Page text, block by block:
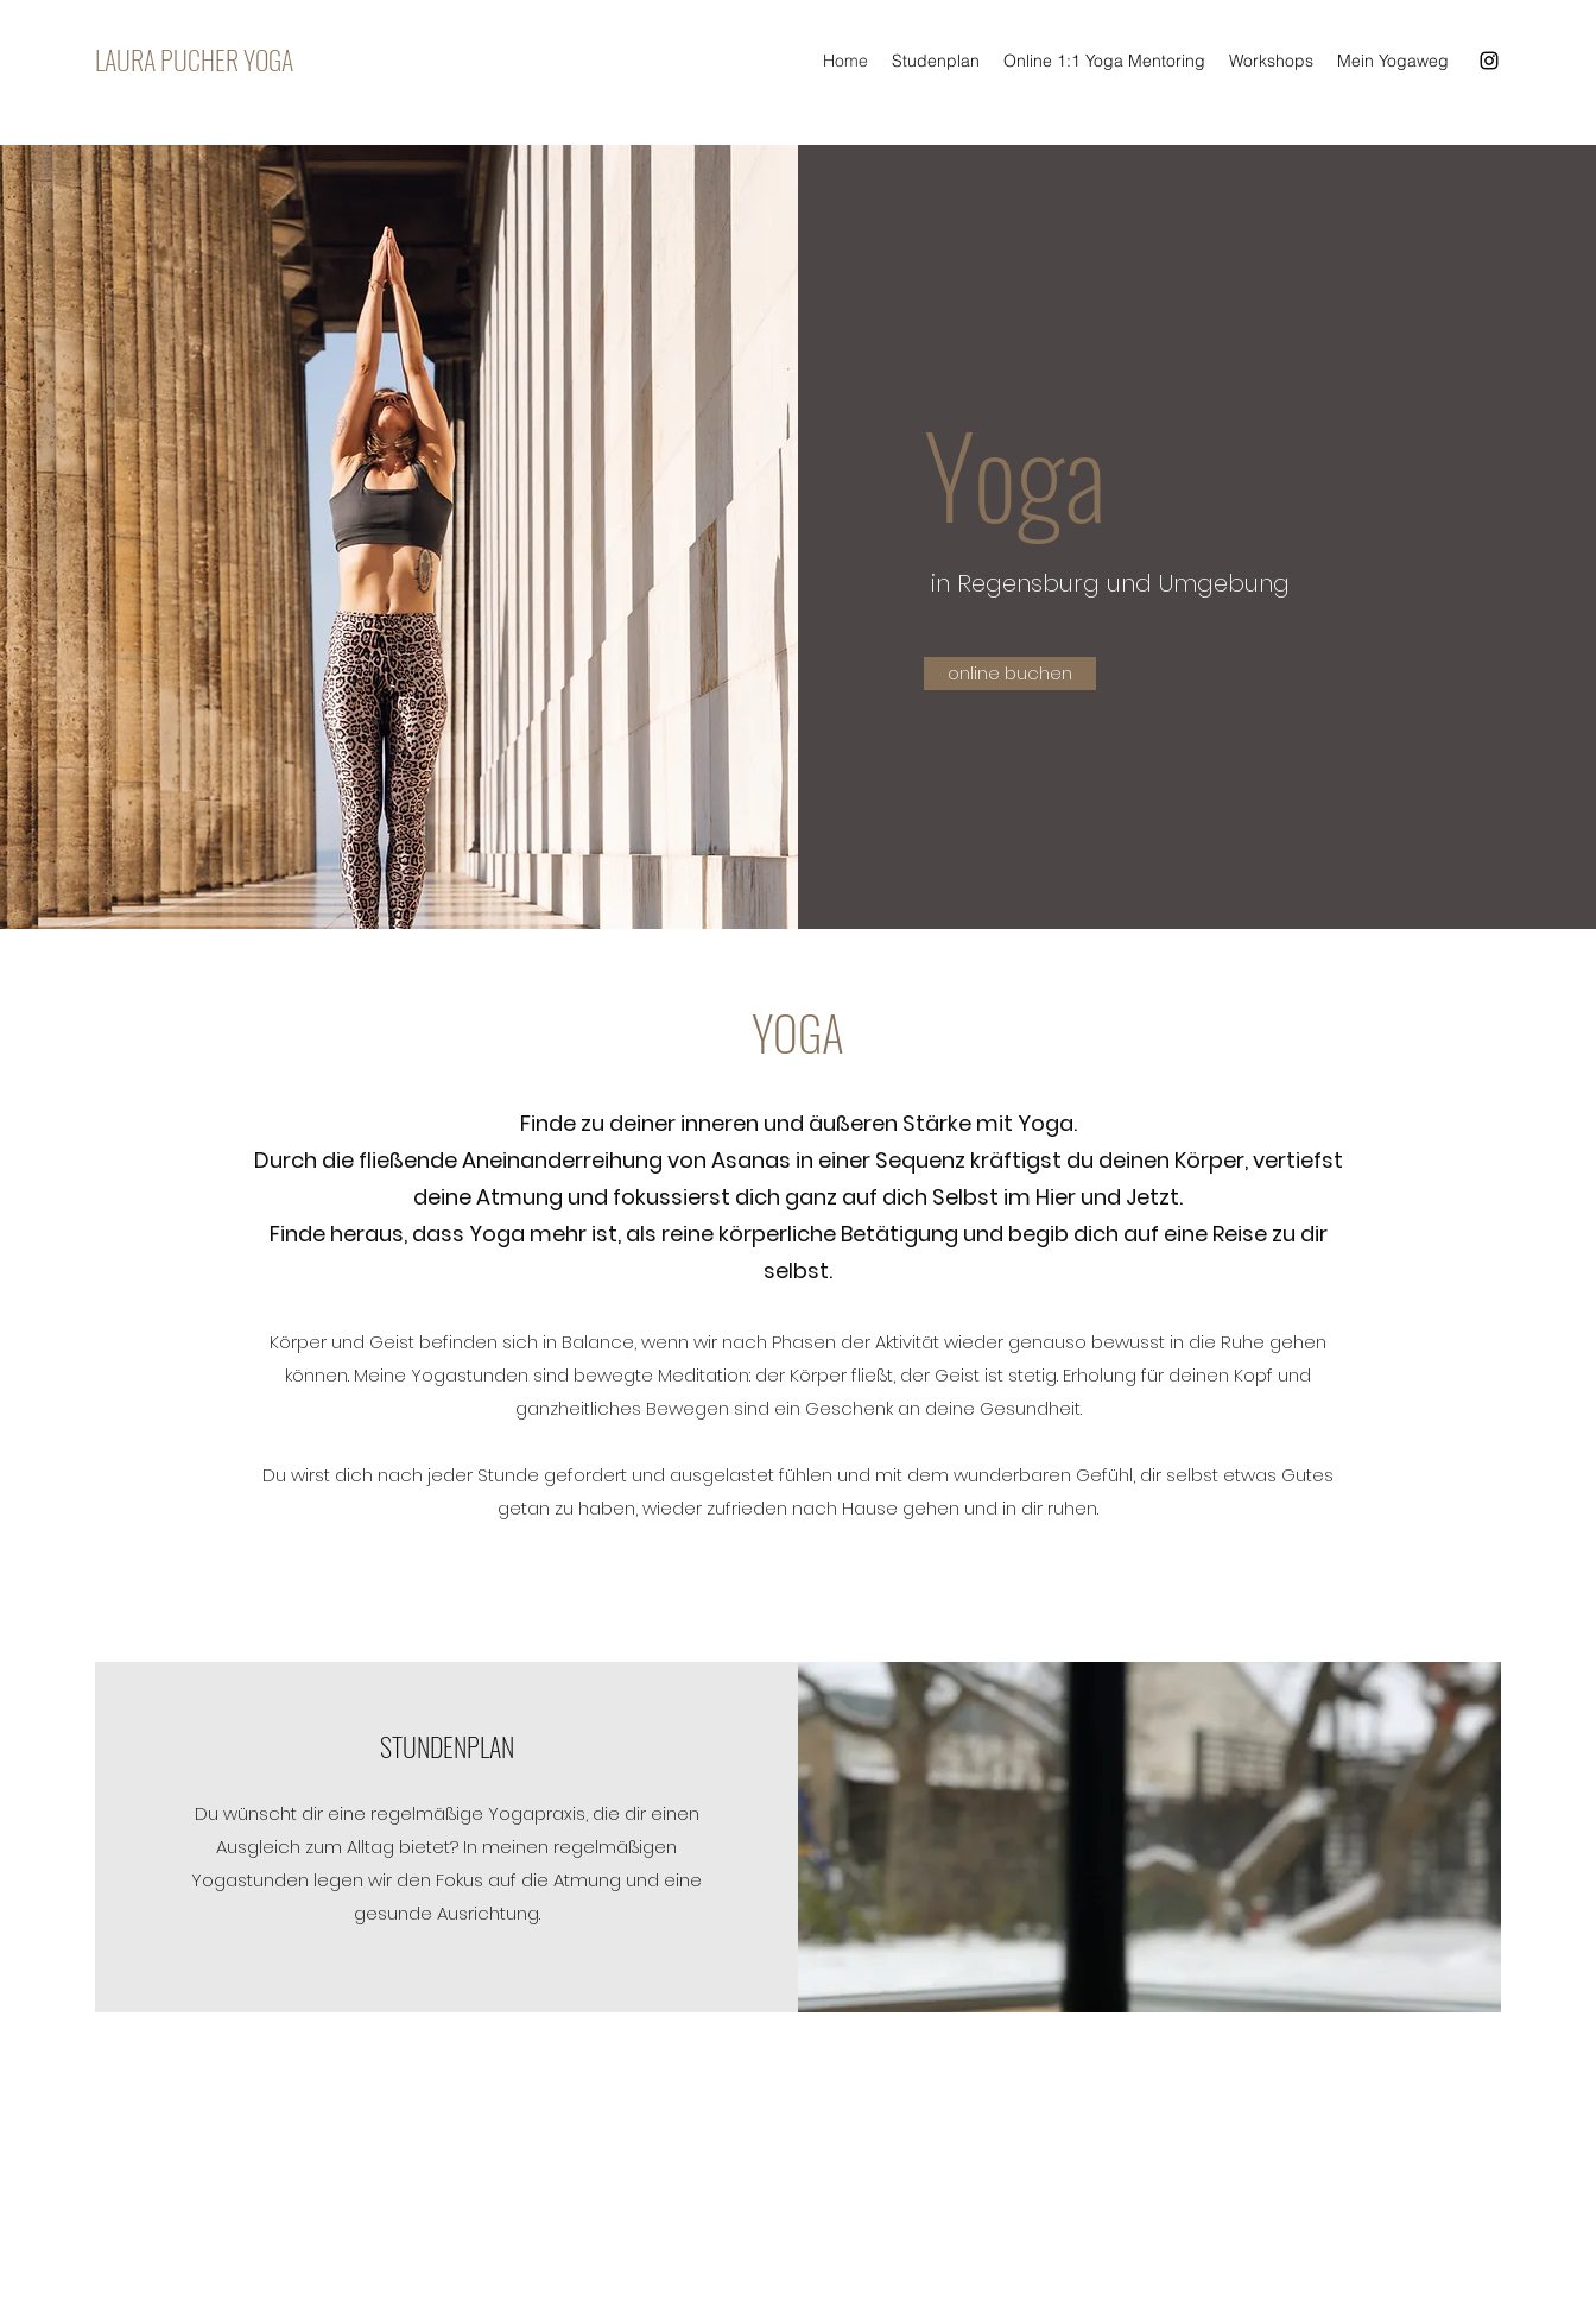
LAURA PUCHER YOGA Home Studenplan Online 1:1 Yoga Mentoring Workshops Mein Yogaweg
Yoga
in Regensburg und Umgebung
online buchen
YOGA
Finde zu deiner inneren und äußeren Stärke mit Yoga.
Durch die fließende Aneinanderreihung von Asanas in einer Sequenz kräftigst du deinen Körper, vertiefst
deine Atmung und fokussierst dich ganz auf dich Selbst im Hier und Jetzt.
Finde heraus, dass Yoga mehr ist, als reine körperliche Betätigung und begib dich auf eine Reise zu dir
selbst.
Körper und Geist befinden sich in Balance, wenn wir nach Phasen der Aktivität wieder genauso bewusst in die Ruhe gehen
können. Meine Yogastunden sind bewegte Meditation: der Körper fließt, der Geist ist stetig. Erholung für deinen Kopf und
ganzheitliches Bewegen sind ein Geschenk an deine Gesundheit.
Du wirst dich nach jeder Stunde gefordert und ausgelastet fühlen und mit dem wunderbaren Gefühl, dir selbst etwas Gutes
getan zu haben, wieder zufrieden nach Hause gehen und in dir ruhen.
STUNDENPLAN
Du wünscht dir eine regelmäßige Yogapraxis, die dir einen
Ausgleich zum Alltag bietet? In meinen regelmäßigen
Yogastunden legen wir den Fokus auf die Atmung und eine
gesunde Ausrichtung.